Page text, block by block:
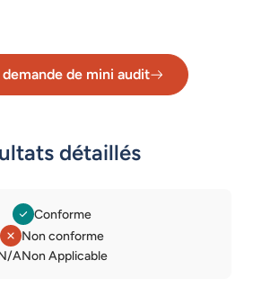
demande de mini audit
Lien vers le formulaire de
détaillés
Légende des statuts
Conforme
Non conforme
ANon Applicable